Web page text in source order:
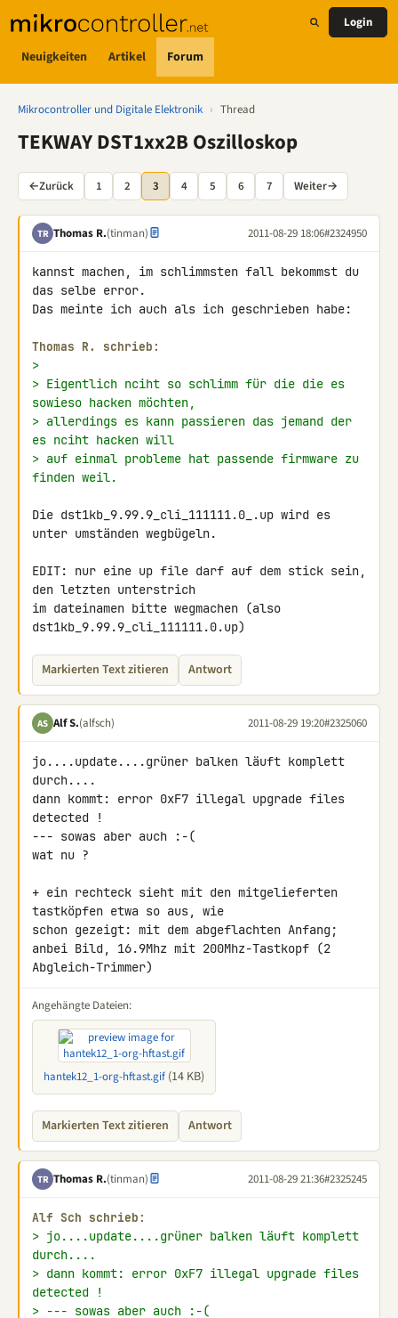
Neuigkeiten Artikel Forum
Login
Mikrocontroller und Digitale Elektronik › Thread
TEKWAY DST1xx2B Oszilloskop
←Zurück 1 2 3 4 5 6 7 Weiter→
TR Thomas R.(tinman) 2011-08-29 18:06#2324950
kannst machen, im schlimmsten fall bekommst du
das selbe error.
Das meinte ich auch als ich geschrieben habe:
Thomas R. schrieb:
>
> Eigentlich nciht so schlimm für die die es
sowieso hacken möchten,
> allerdings es kann passieren das jemand der
es nciht hacken will
> auf einmal probleme hat passende firmware zu
finden weil.
Die dst1kb_9.99.9_cli_111111.0_.up wird es
unter umständen wegbügeln.
EDIT: nur eine up file darf auf dem stick sein,
den letzten unterstrich
im dateinamen bitte wegmachen (also
dst1kb_9.99.9_cli_111111.0.up)
Markierten Text zitieren Antwort
AS Alf S.(alfsch) 2011-08-29 19:20#2325060
jo....update....grüner balken läuft komplett
durch....
dann kommt: error 0xF7 illegal upgrade files
detected !
--- sowas aber auch :-(
wat nu ?
+ ein rechteck sieht mit den mitgelieferten
tastköpfen etwa so aus, wie
schon gezeigt: mit dem abgeflachten Anfang;
anbei Bild, 16.9Mhz mit 200Mhz-Tastkopf (2
Abgleich-Trimmer)
Angehängte Dateien:
hantek12_1-org-hftast.gif (14 KB)
Markierten Text zitieren Antwort
TR Thomas R.(tinman) 2011-08-29 21:36#2325245
Alf Sch schrieb:
> jo....update....grüner balken läuft komplett
durch....
> dann kommt: error 0xF7 illegal upgrade files
detected !
> --- sowas aber auch :-(